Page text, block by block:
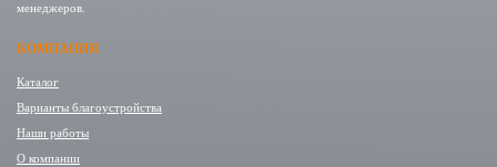
менеджеров.
КОМПАНИЯ
Каталог
Варианты благоустройства
Наши работы
О компании